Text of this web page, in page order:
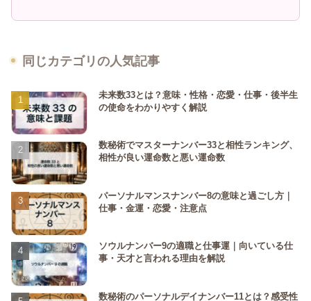
同じカテゴリの人気記事
未来数33とは？意味・性格・恋愛・仕事・後半生
の使命をわかりやすく解説
数秘術でマスターナンバー33と相性ランキング、
相性が良い運命数と悪い運命数
パーソナルマンスナンバー8の意味と過ごし方｜
仕事・金運・恋愛・注意点
ソウルナンバー9の適職と仕事運｜向いている仕
事・天才と言われる理由を解説
数秘術のパーソナルデイナンバー11とは？感受性